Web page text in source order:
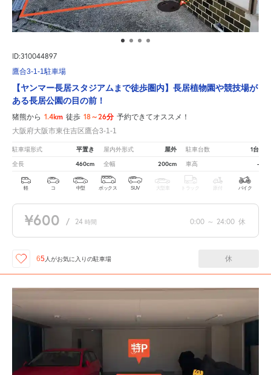
ID:310044897
鷹合3-1-1駐車場
【ヤンマー長居スタジアムまで徒歩圏内】長居植物園や競技場が
ある長居公園の目の前！
猪熊から 1.4km 徒歩 18～26分 予約できてオススメ！
大阪府大阪市東住吉区鷹合3-1-1
駐車場形式 平置き 屋内外形式 屋外 駐車台数 1台
全長 460cm 全幅 200cm 車高 -
軽 コ 中型 ボックス SUV 大型車 トラック 原付 バイク
¥600 / 24 時間 0:00 ～ 24:00 休
65人がお気に入りの駐車場 休